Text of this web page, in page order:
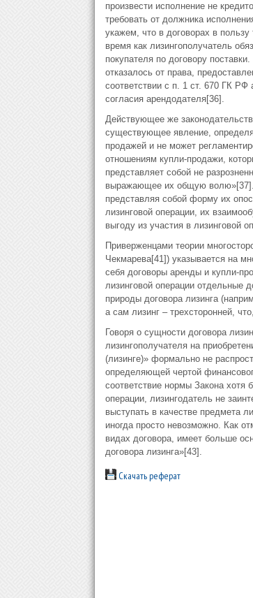
произвести исполнение не
требовать от должника
укажем, что в договорах в пользу
время как лизингополучатель
покупателя по договору
отказалось от права,
соответствии с п. 1 ст. 670 ГК РФ
согласия арендодателя[36].
Действующее же
существующее явление,
продажей и не может
отношениям купли-продажи,
представляет собой не
выражающее их общую волю»[37].
представляя собой форму их
лизинговой операции, их
выгоду из участия в лизинговой
Приверженцами теории
Чекмарева[41]) указывается на
себя договоры аренды и купли-
лизинговой операции отдельные
природы договора лизинга
а сам лизинг – трехсторонней,
Говоря о сущности договора
лизингополучателя на
(лизинге)» формально не
определяющей чертой
соответствие нормы Закона
операции, лизингодатель не
выступать в качестве предмета
иногда просто невозможно. Как
видах договора, имеет больше
договора лизинга»[43].
Скачать реферат